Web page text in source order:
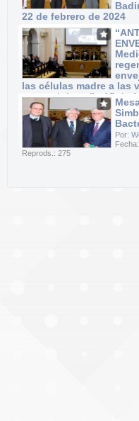
22 de febrero de 2024
Por:WebTV
Fecha: 22/02/2024
Reprods.: 40
las células madre a las
extracelulares” · 15 de
Por:WebTV
Fecha: 15/02/2024
Reprods.: 37
Por:
Reprods.: 275